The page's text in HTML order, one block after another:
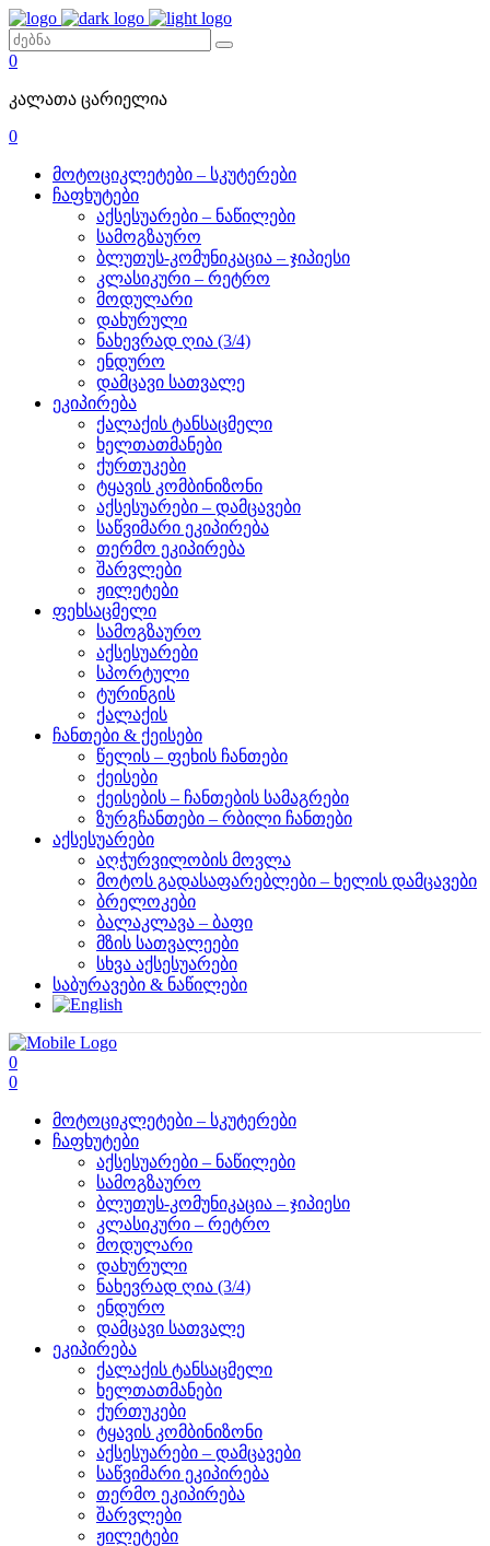
0
კალათა ცარიელია
0
მოტოციკლეტები – სკუტერები
ჩაფხუტები
აქსესუარები – ნაწილები
სამოგზაურო
ბლუთუს-კომუნიკაცია – ჯიპიესი
კლასიკური – რეტრო
მოდულარი
დახურული
ნახევრად ღია (3/4)
ენდურო
დამცავი სათვალე
ეკიპირება
ქალაქის ტანსაცმელი
ხელთათმანები
ქურთუკები
ტყავის კომბინიზონი
აქსესუარები – დამცავები
საწვიმარი ეკიპირება
თერმო ეკიპირება
შარვლები
ჟილეტები
ფეხსაცმელი
სამოგზაურო
აქსესუარები
სპორტული
ტურინგის
ქალაქის
ჩანთები & ქეისები
წელის – ფეხის ჩანთები
ქეისები
ქეისების – ჩანთების სამაგრები
ზურგჩანთები – რბილი ჩანთები
აქსესუარები
აღჭურვილობის მოვლა
მოტოს გადასაფარებლები – ხელის დამცავები
ბრელოკები
ბალაკლავა – ბაფი
მზის სათვალეები
სხვა აქსესუარები
საბურავები & ნაწილები
0
0
მოტოციკლეტები – სკუტერები
ჩაფხუტები
აქსესუარები – ნაწილები
სამოგზაურო
ბლუთუს-კომუნიკაცია – ჯიპიესი
კლასიკური – რეტრო
მოდულარი
დახურული
ნახევრად ღია (3/4)
ენდურო
დამცავი სათვალე
ეკიპირება
ქალაქის ტანსაცმელი
ხელთათმანები
ქურთუკები
ტყავის კომბინიზონი
აქსესუარები – დამცავები
საწვიმარი ეკიპირება
თერმო ეკიპირება
შარვლები
ჟილეტები